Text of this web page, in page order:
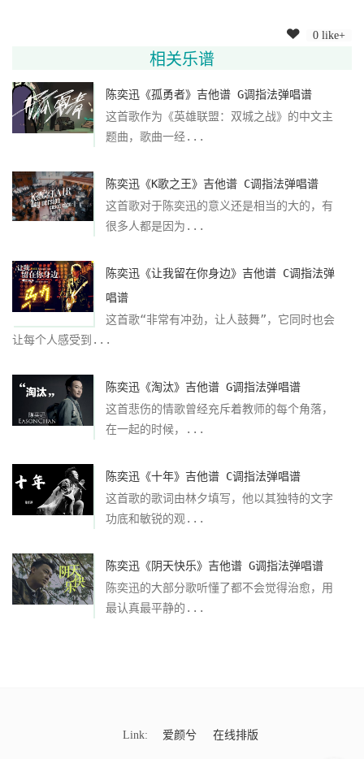
0 like+
相关乐谱
陈奕迅《孤勇者》吉他谱 G调指法弹唱谱
这首歌作为《英雄联盟：双城之战》的中文主
题曲，歌曲一经...
陈奕迅《K歌之王》吉他谱 C调指法弹唱谱
这首歌对于陈奕迅的意义还是相当的大的，有
很多人都是因为...
陈奕迅《让我留在你身边》吉他谱 C调指法弹
唱谱
这首歌“非常有冲劲，让人鼓舞”，它同时也会
让每个人感受到...
陈奕迅《淘汰》吉他谱 G调指法弹唱谱
这首悲伤的情歌曾经充斥着教师的每个角落，
在一起的时候，...
陈奕迅《十年》吉他谱 C调指法弹唱谱
这首歌的歌词由林夕填写，他以其独特的文字
功底和敏锐的观...
陈奕迅《阴天快乐》吉他谱 G调指法弹唱谱
陈奕迅的大部分歌听懂了都不会觉得治愈，用
最认真最平静的...
Link: 爱颜兮 在线排版